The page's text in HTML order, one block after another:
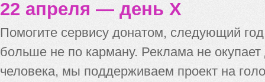
22 апреля — день X
Помогите сервису донатом, следующий
больше не по карману. Реклама не
человека, мы поддерживаем проект на